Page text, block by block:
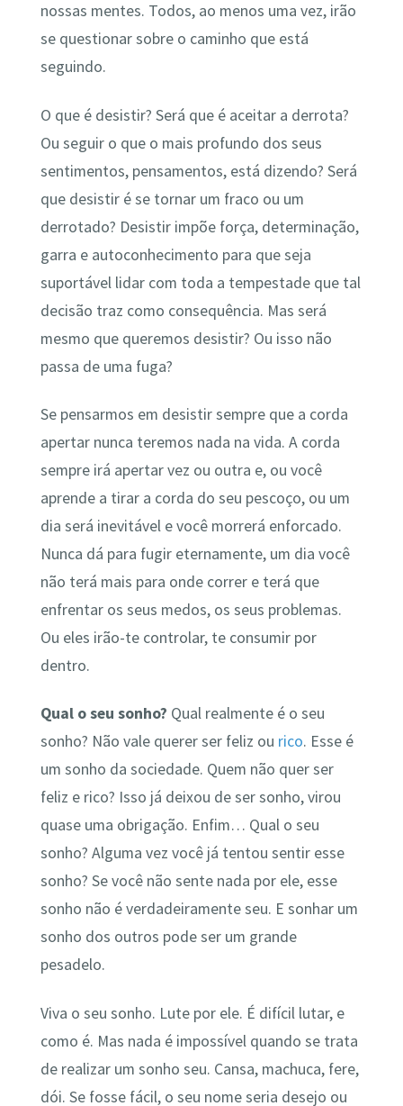
nossas mentes. Todos, ao menos uma vez, irão
se questionar sobre o caminho que está
seguindo.
O que é desistir? Será que é aceitar a derrota?
Ou seguir o que o mais profundo dos seus
sentimentos, pensamentos, está dizendo? Será
que desistir é se tornar um fraco ou um
derrotado? Desistir impõe força, determinação,
garra e autoconhecimento para que seja
suportável lidar com toda a tempestade que tal
decisão traz como consequência. Mas será
mesmo que queremos desistir? Ou isso não
passa de uma fuga?
Se pensarmos em desistir sempre que a corda
apertar nunca teremos nada na vida. A corda
sempre irá apertar vez ou outra e, ou você
aprende a tirar a corda do seu pescoço, ou um
dia será inevitável e você morrerá enforcado.
Nunca dá para fugir eternamente, um dia você
não terá mais para onde correr e terá que
enfrentar os seus medos, os seus problemas.
Ou eles irão-te controlar, te consumir por
dentro.
Qual o seu sonho? Qual realmente é o seu
sonho? Não vale querer ser feliz ou rico. Esse é
um sonho da sociedade. Quem não quer ser
feliz e rico? Isso já deixou de ser sonho, virou
quase uma obrigação. Enfim… Qual o seu
sonho? Alguma vez você já tentou sentir esse
sonho? Se você não sente nada por ele, esse
sonho não é verdadeiramente seu. E sonhar um
sonho dos outros pode ser um grande
pesadelo.
Viva o seu sonho. Lute por ele. É difícil lutar, e
como é. Mas nada é impossível quando se trata
de realizar um sonho seu. Cansa, machuca, fere,
dói. Se fosse fácil, o seu nome seria desejo ou